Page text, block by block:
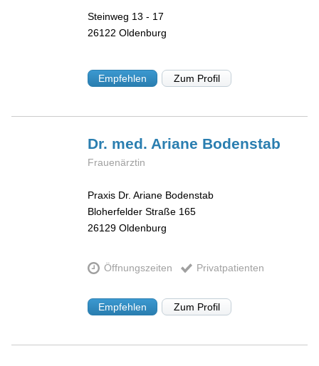
Steinweg 13 - 17
26122 Oldenburg
Empfehlen Zum Profil
Dr. med. Ariane Bodenstab
Frauenärztin
Praxis Dr. Ariane Bodenstab
Bloherfelder Straße 165
26129 Oldenburg
Öffnungszeiten Privatpatienten
Empfehlen Zum Profil